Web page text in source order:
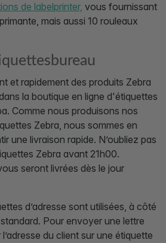
de labelprinter, vous fournissant
mais aussi 10 rouleaux
et rapidement des produits Zebra
la boutique en ligne d'étiquettes
Comme nous produisons nos
Zebra, nous sommes en
une livraison rapide. N’oubliez pas
Zebra avant 21h00.
seront livrées dès le jour
d’adresse sont utilisées, à côté
Pour envoyer une lettre
du client sur une étiquette